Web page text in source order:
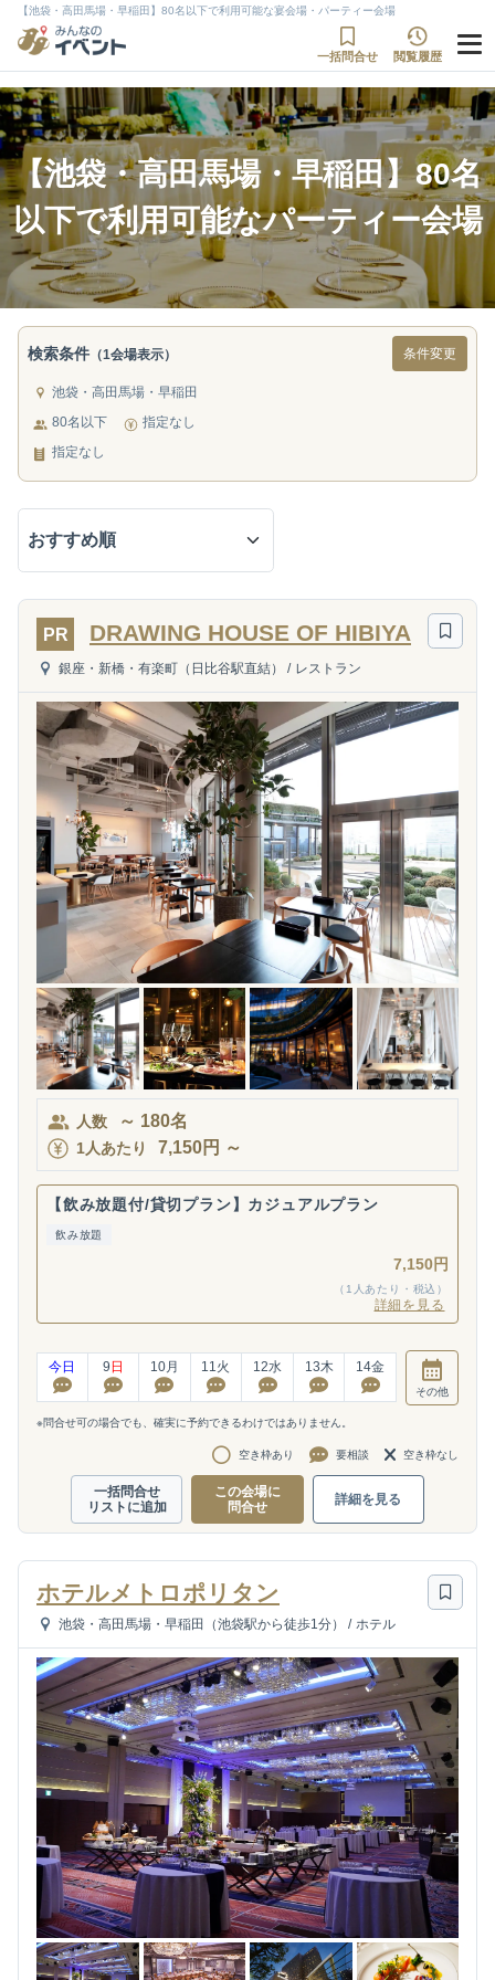
【池袋・高田馬場・早稲田】80名以下で利用可能な宴会場・パーティー会場
一括問合せ 閲覧履歴
【池袋・高田馬場・早稲田】80名
以下で利用可能なパーティー会場
検索条件 （1会場表示） 条件変更
池袋・高田馬場・早稲田
80名以下
指定なし
指定なし
PR DRAWING HOUSE OF HIBIYA
銀座・新橋・有楽町（日比谷駅直結） / レストラン
人数 ～ 180名
1人あたり 7,150円 ～
【飲み放題付/貸切プラン】カジュアルプラン
飲み放題
7,150円
（1人あたり・税込）
詳細を見る
今日 9 日 10月 11火 12水 13木 14金
その他
※問合せ可の場合でも、確実に予約できるわけではありません。
空き枠あり 要相談 空き枠なし
一括問合せ
リストに追加
この会場に
問合せ
詳細を見る
ホテルメトロポリタン
池袋・高田馬場・早稲田（池袋駅から徒歩1分） / ホテル